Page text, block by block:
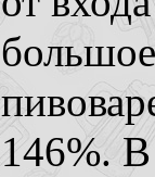
146%.